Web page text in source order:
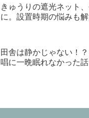
きゅうりの遮光ネット
に。設置時期の悩みも解
田舎は静かじゃない！
唱に一晩眠れなかった話